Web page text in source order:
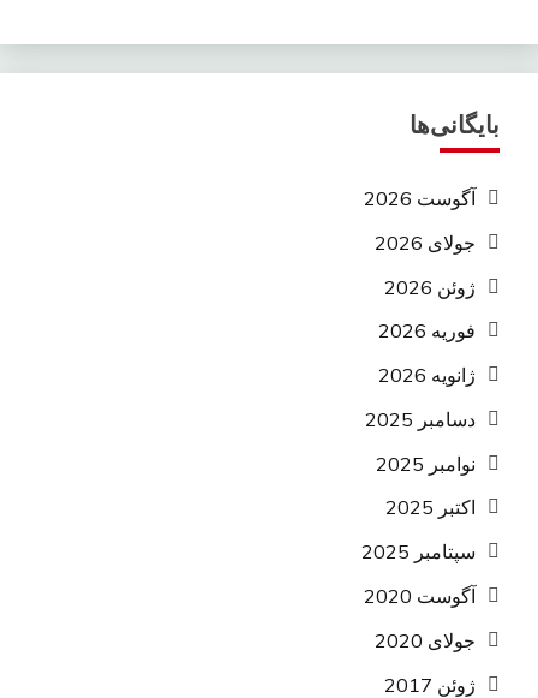
بایگانی‌ها
آگوست 2026
جولای 2026
ژوئن 2026
فوریه 2026
ژانویه 2026
دسامبر 2025
نوامبر 2025
اکتبر 2025
سپتامبر 2025
آگوست 2020
جولای 2020
ژوئن 2017